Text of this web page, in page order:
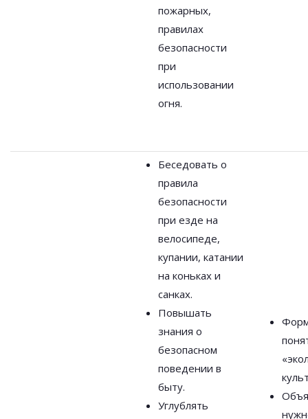
пожарных,
правилах
безопасности
при
использовании
огня.
Беседовать о
правила
безопасности
при езде на
велосипеде,
купании, катании
на коньках и
санках.
Повышать
знания о
безопасном
поведении в
быту.
Углублять